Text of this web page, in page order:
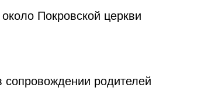
Покровской церкви
сопровождении родителей